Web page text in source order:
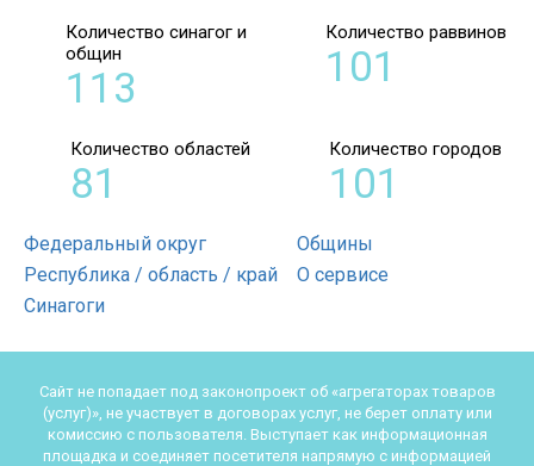
Федеральный округ
Республика / область / край
Синагоги
Общины
О сервисе
Количество синагог и
общин
113
Количество раввинов
101
Количество областей
81
Количество городов
101
Сайт не попадает под законопроект об «агрегаторах товаров
(услуг)», не участвует в договорах услуг, не берет оплату или
комиссию с пользователя. Выступает как информационная
площадка и соединяет посетителя напрямую с информацией